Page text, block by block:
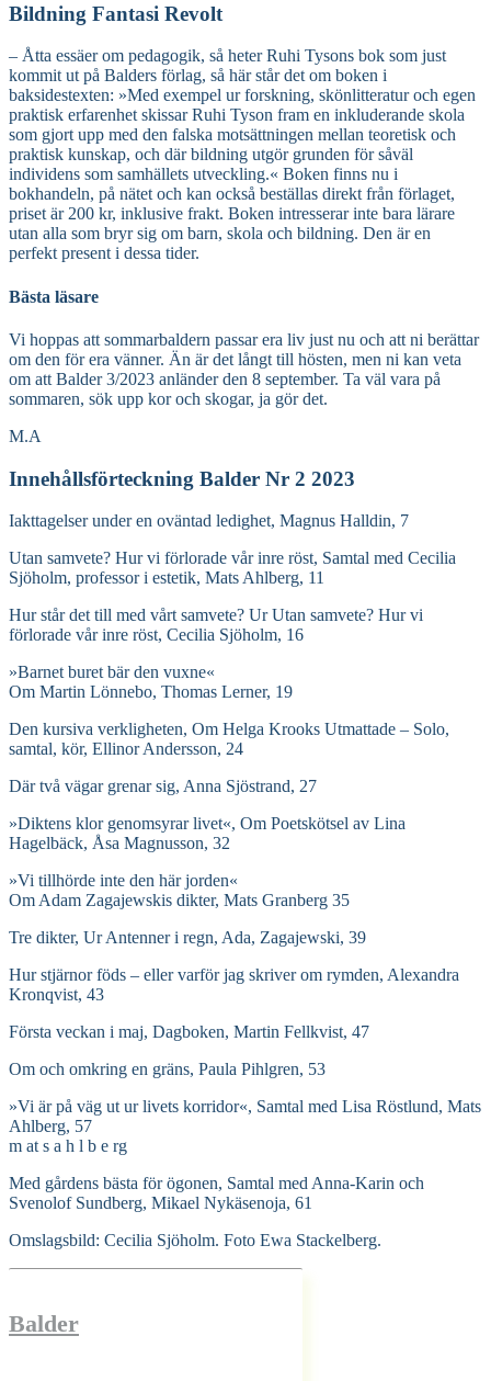
Bildning Fantasi Revolt
– Åtta essäer om pedagogik, så heter Ruhi Tysons bok som just
kommit ut på Balders förlag, så här står det om boken i
baksidestexten: »Med exempel ur forskning, skönlitteratur och egen
praktisk erfarenhet skissar Ruhi Tyson fram en inkluderande skola
som gjort upp med den falska motsättningen mellan teoretisk och
praktisk kunskap, och där bildning utgör grunden för såväl
individens som samhällets utveckling.« Boken finns nu i
bokhandeln, på nätet och kan också beställas direkt från förlaget,
priset är 200 kr, inklusive frakt. Boken intresserar inte bara lärare
utan alla som bryr sig om barn, skola och bildning. Den är en
perfekt present i dessa tider.
Bästa läsare
Vi hoppas att sommarbaldern passar era liv just nu och att ni berättar
om den för era vänner. Än är det långt till hösten, men ni kan veta
om att Balder 3/2023 anländer den 8 september. Ta väl vara på
sommaren, sök upp kor och skogar, ja gör det.
M.A
Innehållsförteckning Balder Nr 2 2023
Iakttagelser under en oväntad ledighet, Magnus Halldin, 7
Utan samvete? Hur vi förlorade vår inre röst, Samtal med Cecilia
Sjöholm, professor i estetik, Mats Ahlberg, 11
Hur står det till med vårt samvete? Ur Utan samvete? Hur vi
förlorade vår inre röst, Cecilia Sjöholm, 16
»Barnet buret bär den vuxne«
Om Martin Lönnebo, Thomas Lerner, 19
Den kursiva verkligheten, Om Helga Krooks Utmattade – Solo,
samtal, kör, Ellinor Andersson, 24
Där två vägar grenar sig, Anna Sjöstrand, 27
»Diktens klor genomsyrar livet«, Om Poetskötsel av Lina
Hagelbäck, Åsa Magnusson, 32
»Vi tillhörde inte den här jorden«
Om Adam Zagajewskis dikter, Mats Granberg 35
Tre dikter, Ur Antenner i regn, Ada, Zagajewski, 39
Hur stjärnor föds – eller varför jag skriver om rymden, Alexandra
Kronqvist, 43
Första veckan i maj, Dagboken, Martin Fellkvist, 47
Om och omkring en gräns, Paula Pihlgren, 53
»Vi är på väg ut ur livets korridor«, Samtal med Lisa Röstlund, Mats
Ahlberg, 57
m at s a h l b e rg
Med gårdens bästa för ögonen, Samtal med Anna-Karin och
Svenolof Sundberg, Mikael Nykäsenoja, 61
Omslagsbild: Cecilia Sjöholm. Foto Ewa Stackelberg.
Balder